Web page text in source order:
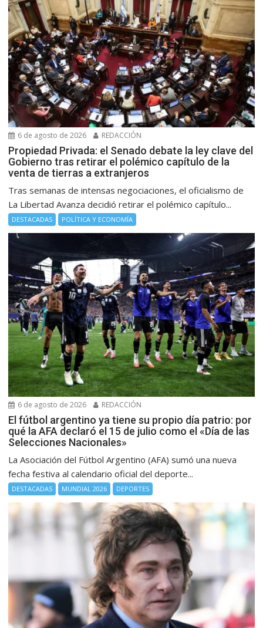
6 de agosto de 2026 REDACCIÓN
Propiedad Privada: el Senado debate la ley clave del
Gobierno tras retirar el polémico capítulo de la
venta de tierras a extranjeros
Tras semanas de intensas negociaciones, el oficialismo de
La Libertad Avanza decidió retirar el polémico capítulo...
DESTACADAS POLÍTICA Y ECONOMÍA
6 de agosto de 2026 REDACCIÓN
El fútbol argentino ya tiene su propio día patrio: por
qué la AFA declaró el 15 de julio como el «Día de las
Selecciones Nacionales»
La Asociación del Fútbol Argentino (AFA) sumó una nueva
fecha festiva al calendario oficial del deporte...
DESTACADAS MUNDIAL 2026 DEPORTES